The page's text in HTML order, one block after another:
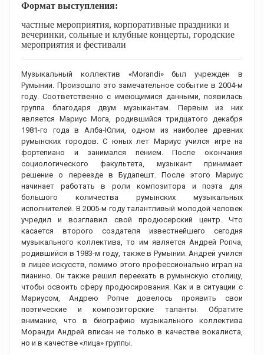
Формат выступления:
частные мероприятия, корпоративные праздники и
вечеринки, сольные и клубные концерты, городские
мероприятия и фестивали
Музыкальный коллектив «Morandi» был учрежден в
Румынии. Произошло это замечательное событие в 2004-м
году. Соответственно с имеющимися данными, появилась
группа благодаря двум музыкантам. Первым из них
является Мариус Мога, родившийся тридцатого декабря
1981-го года в Алба-Юлии, одном из наиболее древних
румынских городов. С юных лет Мариус учился игре на
фортепиано и занимался пением. После окончания
социологического факультета, музыкант принимает
решение о переезде в Будапешт. После этого Мариус
начинает работать в роли композитора и поэта для
большого количества румынских музыкальных
исполнителей. В 2005-м году талантливый молодой человек
учредил и возглавил свой продюсерский центр. Что
касается второго создателя известнейшего сегодня
музыкального коллектива, то им является Андрей Ропча,
родившийся в 1983-м году, также в Румынии. Андрей учился
в лицее искусств, помимо этого профессионально играл на
пианино. Он также решил переехать в румынскую столицу,
чтобы освоить сферу продюсирования. Как и в ситуации с
Мариусом, Андрею Ропче довелось проявить свои
поэтические и композиторские таланты. Обратите
внимание, что в биографию музыкального коллектива
Моранди Андрей вписан не только в качестве вокалиста,
но и в качестве «лица» группы.